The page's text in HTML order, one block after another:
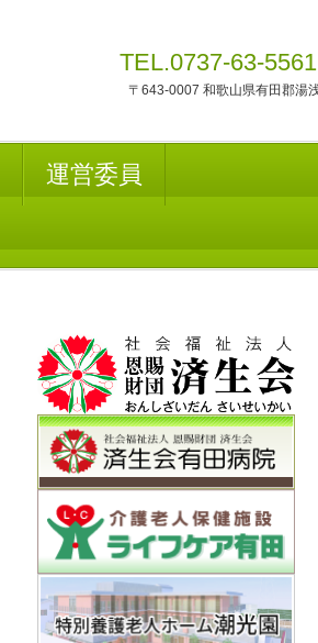
TEL.0737-63-5561
〒643-0007 和歌山県有田郡湯
運営委員